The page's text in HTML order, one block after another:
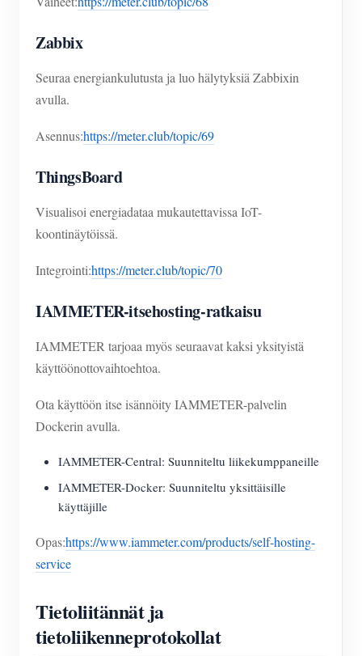
Zabbix
Seuraa energiankulutusta ja luo hälytyksiä Zabbixin
avulla.
Asennus:https://meter.club/topic/69
ThingsBoard
Visualisoi energiadataa mukautettavissa IoT-
koontinäytöissä.
Integrointi:https://meter.club/topic/70
IAMMETER-itsehosting-ratkaisu
IAMMETER tarjoaa myös seuraavat kaksi yksityistä
käyttöönottovaihtoehtoa.
Ota käyttöön itse isännöity IAMMETER-palvelin
Dockerin avulla.
IAMMETER-Central: Suunniteltu liikekumppaneille
IAMMETER-Docker: Suunniteltu yksittäisille
käyttäjille
Opas:https://www.iammeter.com/products/self-hosting-
service
Tietoliitännät ja
tietoliikenneprotokollat